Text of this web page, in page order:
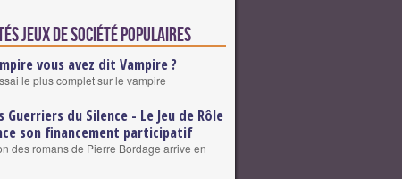
Jeux de société populaires
vous avez dit Vampire ?
le plus complet sur le vampire
Guerriers du Silence - Le Jeu de Rôle
son financement participatif
des romans de Pierre Bordage arrive en